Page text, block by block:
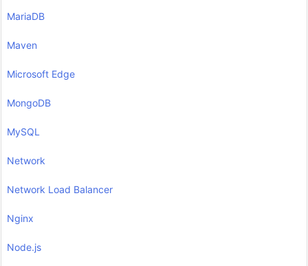
MariaDB
Maven
Microsoft Edge
MongoDB
MySQL
Network
Network Load Balancer
Nginx
Node.js